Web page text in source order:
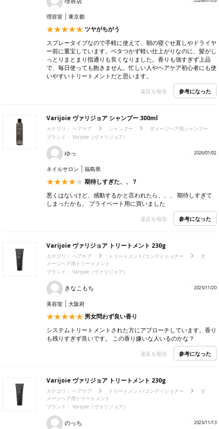
理容室 東京都
ツヤがちがう
スプレータイプなので手軽に使えて、朝の寝ぐせ直しやドライヤ
ー前に重宝しています。ベタつかず軽い仕上がりなのに、髪がし
っとりまとまり指通りも良くなりました。香りも強すぎず上品
で、毎日使っても飽きません。忙しい人やヘアケア初心者にも使
いやすいトリートメントだと思います。
違反を報告 参考になった
Varijoie ヴァリジョア シャンプー 300ml
カテゴリ： ヘアケア シャンプー
ダメージヘア用シャンプー
ブランド： Varijoie（ヴァリジョア）
ゆっ 2026/01/02
ネイルサロン 福島県
期待しすぎた、、？
悪くはないけど、感動するかと言われたら、、、 期待しすぎて
しまったかも。 プライベート用に買いました
違反を報告 参考になった
Varijoie ヴァリジョア トリートメント 230g
カテゴリ： ヘアケア トリートメント/コンディショナー
ダ
メージヘア用トリートメント
ブランド： Varijoie（ヴァリジョア）
きなこもち 2025/11/20
美容室 大阪府
男女問わず良い香り
システムトリートメントされた方にアプローチしています。香り
も残りすぎず良いです。 この香り嫌いな人いるのかな？
違反を報告 参考になった
Varijoie ヴァリジョア トリートメント 230g
カテゴリ： ヘアケア トリートメント/コンディショナー
ダ
メージヘア用トリートメント
ブランド： Varijoie（ヴァリジョア）
のっち 2025/11/13